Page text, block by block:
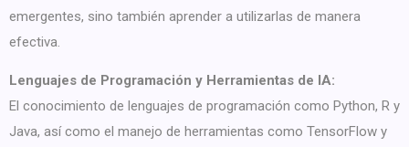
emergentes, sino también aprender a utilizarlas de manera
efectiva.
Lenguajes de Programación y Herramientas de IA:
El conocimiento de lenguajes de programación como Python, R y
Java, así como el manejo de herramientas como TensorFlow y